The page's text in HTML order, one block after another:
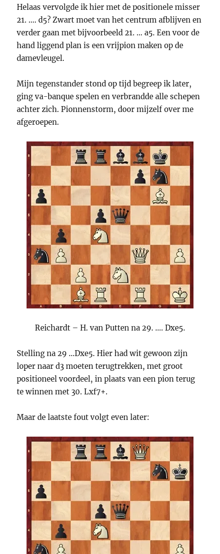
Helaas vervolgde ik hier met de positionele misser
21. …. d5? Zwart moet van het centrum afblijven en
verder gaan met bijvoorbeeld 21. … a5. Een voor de
hand liggend plan is een vrijpion maken op de
damevleugel.
Mijn tegenstander stond op tijd begreep ik later,
ging va-banque spelen en verbrandde alle schepen
achter zich. Pionnenstorm, door mijzelf over me
afgeroepen.
Reichardt – H. van Putten na 29. …. Dxe5.
Stelling na 29 …Dxe5. Hier had wit gewoon zijn
loper naar d3 moeten terugtrekken, met groot
positioneel voordeel, in plaats van een pion terug
te winnen met 30. Lxf7+.
Maar de laatste fout volgt even later: